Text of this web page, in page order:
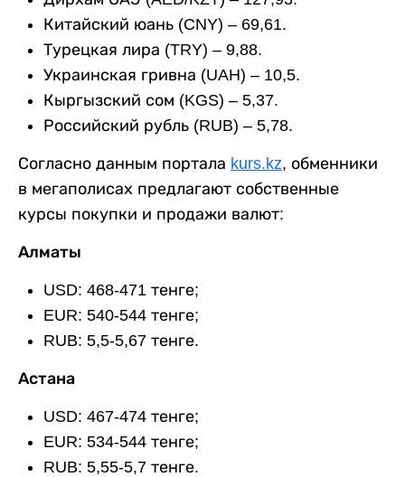
Китайский юань (CNY) – 69,61.
Турецкая лира (TRY) – 9,88.
Украинская гривна (UAH) – 10,5.
Кыргызский сом (KGS) – 5,37.
Российский рубль (RUB) – 5,78.
Согласно данным портала kurs.kz, обменники
в мегаполисах предлагают собственные
курсы покупки и продажи валют:
Алматы
USD: 468-471 тенге;
EUR: 540-544 тенге;
RUB: 5,5-5,67 тенге.
Астана
USD: 467-474 тенге;
EUR: 534-544 тенге;
RUB: 5,55-5,7 тенге.